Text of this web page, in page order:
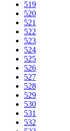
519
520
521
522
523
524
525
526
527
528
529
530
531
532